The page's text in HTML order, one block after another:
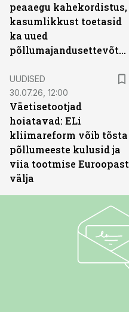
peaaegu kahekordistus,
kasumlikkust toetasid
ka uued
põllumajandusettevõtted
UUDISED
30.07.26, 12:00
Väetisetootjad
hoiatavad: ELi
kliimareform võib tõsta
põllumeeste kulusid ja
viia tootmise Euroopast
välja